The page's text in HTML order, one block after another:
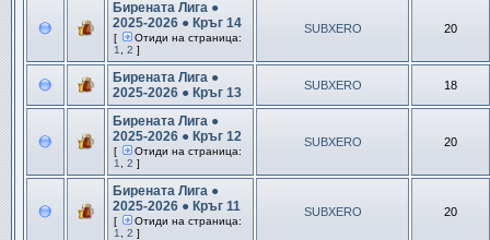
Бирената Лига ●
2025-2026 ● Кръг 14
[
Отиди на страница:
1
2 ]
SUBXERO 20
Бирената Лига ●
2025-2026 ● Кръг 13
SUBXERO 18
Бирената Лига ●
2025-2026 ● Кръг 12
[
Отиди на страница:
1
2 ]
SUBXERO 20
Бирената Лига ●
2025-2026 ● Кръг 11
[
Отиди на страница:
1
2 ]
SUBXERO 20